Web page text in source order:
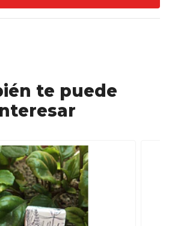
te puede